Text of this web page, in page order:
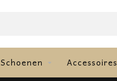
Schoenen Accessoires